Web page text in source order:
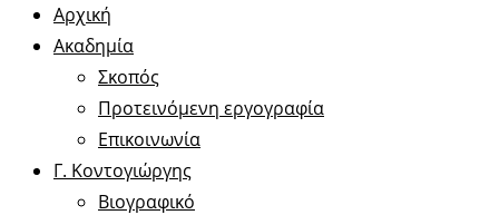
Αρχική
Ακαδημία
Σκοπός
Προτεινόμενη εργογραφία
Επικοινωνία
Γ. Κοντογιώργης
Βιογραφικό